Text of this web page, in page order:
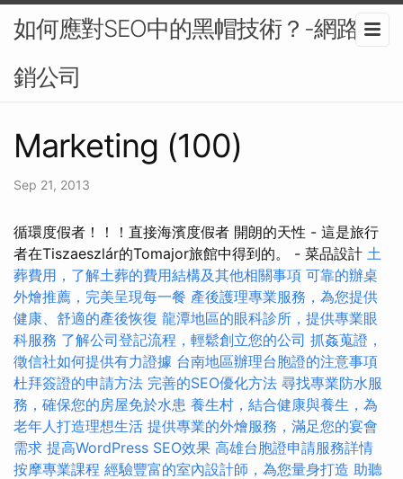
如何應對SEO中的黑帽技術？-網路行
銷公司
Marketing (100)
Sep 21, 2013
循環度假者！！！直接海濱度假者 開朗的天性 - 這是旅行
者在Tiszaeszlár的Tomajor旅館中得到的。 - 菜品設計 土
葬費用，了解土葬的費用結構及其他相關事項 可靠的辦桌
外燴推薦，完美呈現每一餐 產後護理專業服務，為您提供
健康、舒適的產後恢復 龍潭地區的眼科診所，提供專業眼
科服務 了解公司登記流程，輕鬆創立您的公司 抓姦蒐證，
徵信社如何提供有力證據 台南地區辦理台胞證的注意事項
杜拜簽證的申請方法 完善的SEO優化方法 尋找專業防水服
務，確保您的房屋免於水患 養生村，結合健康與養生，為
老年人打造理想生活 提供專業的外燴服務，滿足您的宴會
需求 提高WordPress SEO效果 高雄台胞證申請服務詳情
按摩專業課程 經驗豐富的室內設計師，為您量身打造 助聽